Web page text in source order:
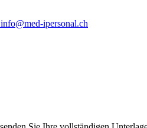
ipersonal.ch